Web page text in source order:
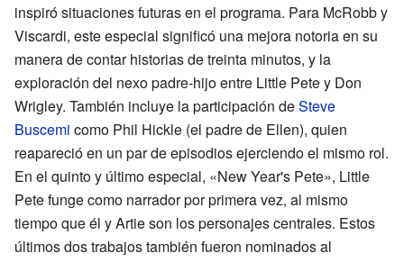
inspiró situaciones futuras en el programa. Para McRobb y
Viscardi, este especial significó una mejora notoria en su
manera de contar historias de treinta minutos, y la
exploración del nexo padre-hijo entre Little Pete y Don
Wrigley. También incluye la participación deSteve
Buscemi como Phil Hickle (el padre de Ellen), quien
reapareció en un par de episodios ejerciendo el mismo rol.
En el quinto y último especial, «New Year's Pete», Little
Pete funge como narrador por primera vez, al mismo
tiempo que él y Artie son los personajes centrales. Estos
últimos dos trabajos también fueron nominados al